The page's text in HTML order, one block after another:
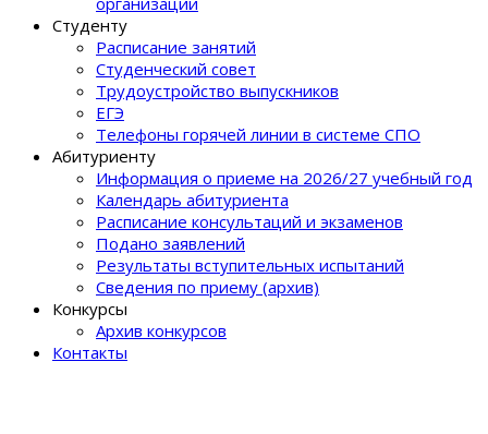
Студенту
Расписание занятий
Студенческий совет
Трудоустройство выпускников
ЕГЭ
Телефоны горячей линии в системе СПО
Абитуриенту
Информация о приеме на 2026/27 учебный год
Календарь абитуриента
Расписание консультаций и экзаменов
Подано заявлений
Результаты вступительных испытаний
Сведения по приему (архив)
Конкурсы
Архив конкурсов
Контакты